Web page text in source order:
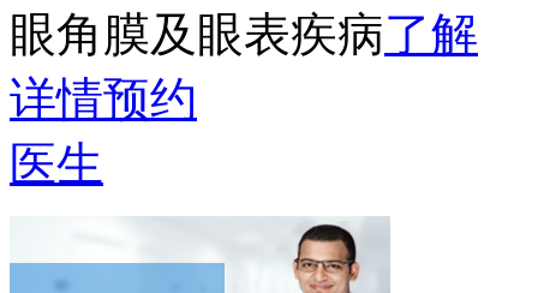
眼角膜及眼表疾病了解
详情预约
医生